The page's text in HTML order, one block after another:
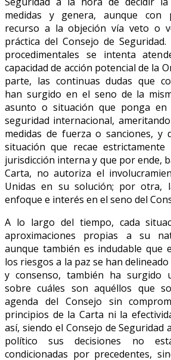
medidas y genera, aunque con
recurso a la objeción vía veto o
práctica del Consejo de
procedimentales se intenta
capacidad de acción potencial de la
parte, las continuas dudas que
han surgido en el seno de la
asunto o situación que ponga
seguridad internacional,
medidas de fuerza o sanciones, y
situación que recae
jurisdicción interna y que por ende,
Carta, no autoriza el
Unidas en su solución; por otra,
enfoque e interés en el seno del
A lo largo del tiempo, cada
aproximaciones propias a su
aunque también es indudable que
los riesgos a la paz se han
y consenso, también ha surgido
sobre cuáles son aquéllos que
agenda del Consejo sin
principios de la Carta ni la
así, siendo el Consejo de
político sus decisiones no
condicionadas por precedentes,